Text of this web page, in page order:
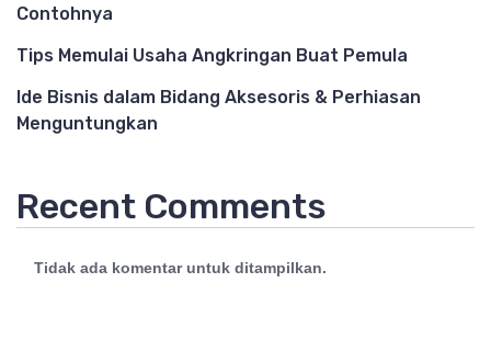
Contohnya
Tips Memulai Usaha Angkringan Buat Pemula
Ide Bisnis dalam Bidang Aksesoris & Perhiasan
Menguntungkan
Recent Comments
Tidak ada komentar untuk ditampilkan.